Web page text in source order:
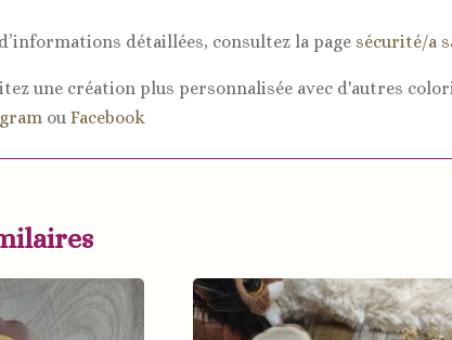
détaillées, consultez la page sécurité/a
une création plus personnalisée avec d'autres
ou Facebook